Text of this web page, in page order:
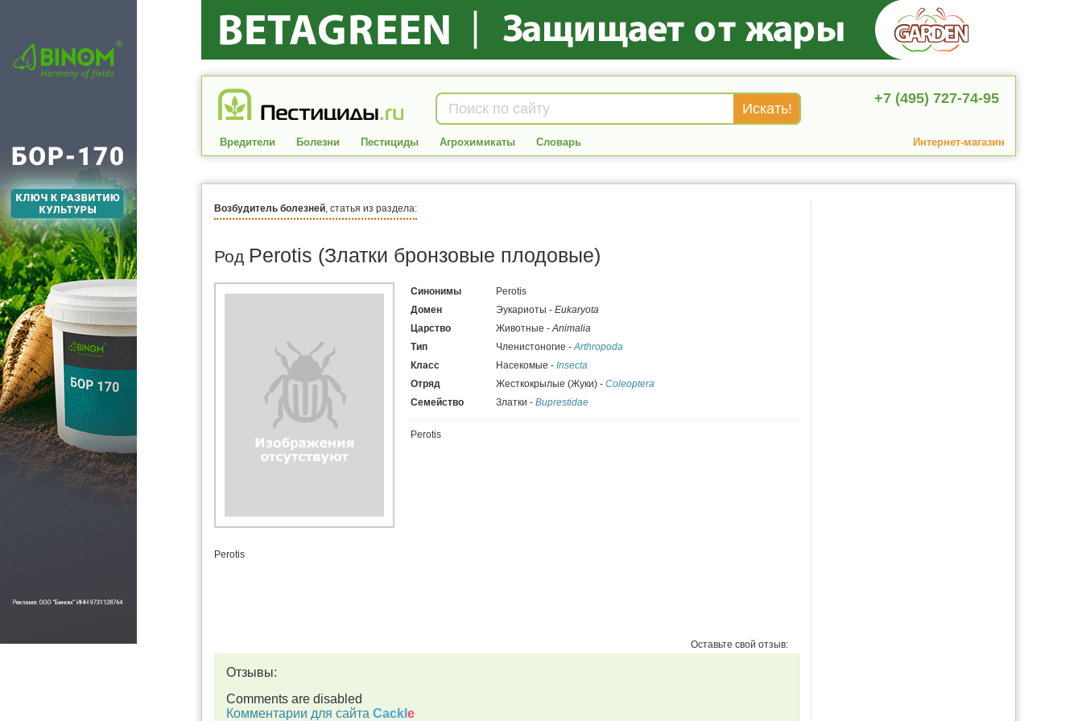
+7 (495) 727-74-95
Вредители Болезни Пестициды Агрохимикаты Словарь Интернет-магазин
Возбудитель болезней, статья из раздела:
Род Perotis (Златки бронзовые плодовые)
Синонимы
Perotis
Домен
Эукариоты - Eukaryota
Царство
Животные -Animalia
Тип
Членистоногие -Arthropoda
Класс
Насекомые - Insecta
Отряд
Жесткокрылые (Жуки) - Coleoptera
Семейство
Златки - Buprestidae
Perotis
Perotis
Оставьте свой отзыв:
Отзывы:
Comments are disabled
Комментарии для сайта Cackl e